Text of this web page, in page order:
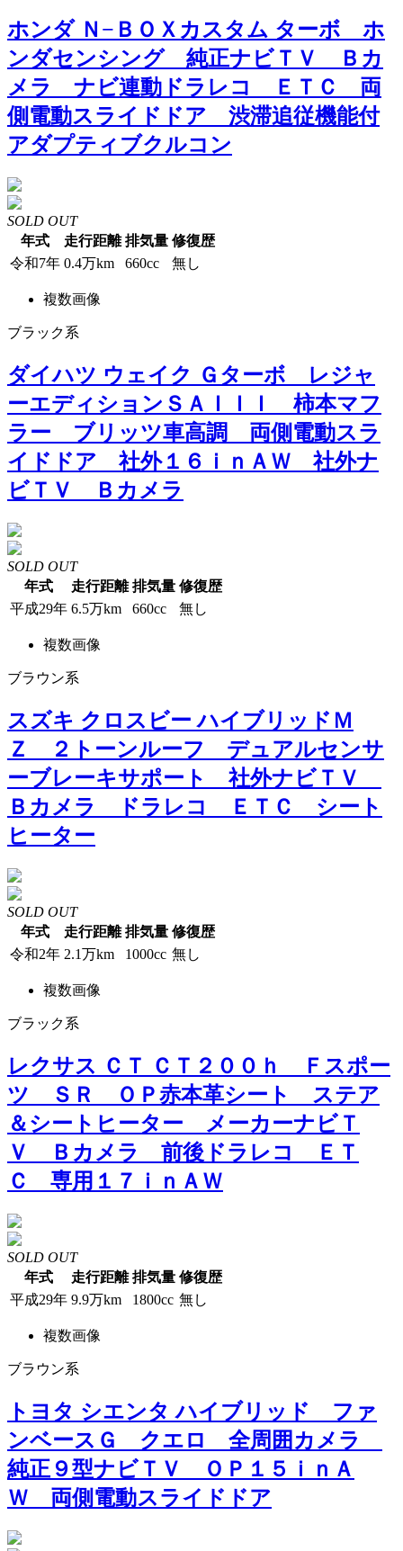
ホンダ Ｎ−ＢＯＸカスタム ターボ ホ
ンダセンシング 純正ナビＴＶ Ｂカ
メラ ナビ連動ドラレコ ＥＴＣ 両
側電動スライドドア 渋滞追従機能付
アダプティブクルコン
SOLD OUT
年式
走行距離 排気量 修復歴
令和7年 0.4万km 660cc 無し
複数画像
ブラック系
ダイハツ ウェイク Ｇターボ レジャ
ーエディションＳＡＩＩＩ 柿本マフ
ラー ブリッツ車高調 両側電動スラ
イドドア 社外１６ｉｎＡＷ 社外ナ
ビＴＶ Ｂカメラ
SOLD OUT
年式
走行距離 排気量 修復歴
平成29年 6.5万km 660cc 無し
複数画像
ブラウン系
スズキ クロスビー ハイブリッドＭ
Ｚ ２トーンルーフ デュアルセンサ
ーブレーキサポート 社外ナビＴＶ
Ｂカメラ ドラレコ ＥＴＣ シート
ヒーター
SOLD OUT
年式
走行距離 排気量 修復歴
令和2年 2.1万km 1000cc 無し
複数画像
ブラック系
レクサス ＣＴ ＣＴ２００ｈ Ｆスポー
ツ ＳＲ ＯＰ赤本革シート ステア
＆シートヒーター メーカーナビＴ
Ｖ Ｂカメラ 前後ドラレコ ＥＴ
Ｃ 専用１７ｉｎＡＷ
SOLD OUT
年式
走行距離 排気量 修復歴
平成29年 9.9万km 1800cc 無し
複数画像
ブラウン系
トヨタ シエンタ ハイブリッド ファ
ンベースＧ クエロ 全周囲カメラ
純正９型ナビＴＶ ＯＰ１５ｉｎＡ
Ｗ 両側電動スライドドア